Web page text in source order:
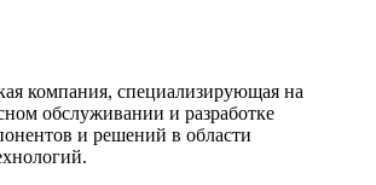
компания, специализирующая на
обслуживании и разработке
и решений в области